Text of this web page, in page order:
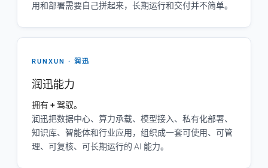
用和部署需要自己拼起来，长期运行和交付并不简单。
RUNXUN · 润迅
润迅能力
拥有 + 驾驭。
润迅把数据中心、算力承载、模型接入、私有化部署、
知识库、智能体和行业应用，组织成一套可使用、可管
理、可复核、可长期运行的 AI 能力。